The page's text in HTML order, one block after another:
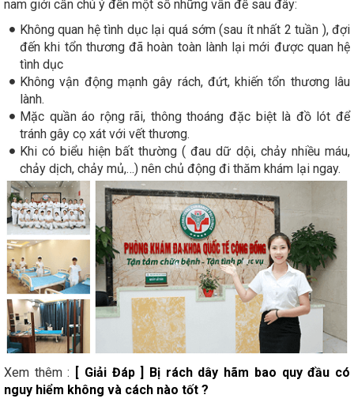
nam giới cần chú ý đến một số những vấn đề sau đây:
Không quan hệ tình dục lại quá sớm (sau ít nhất 2 tuần ), đợi
đến khi tổn thương đã hoàn toàn lành lại mới được quan hệ
tình dục
Không vận động mạnh gây rách, đứt, khiến tổn thương lâu
lành.
Mặc quần áo rộng rãi, thông thoáng đặc biệt là đồ lót để
tránh gây cọ xát với vết thương.
Khi có biểu hiện bất thường ( đau dữ dội, chảy nhiều máu,
chảy dịch, chảy mủ,…) nên chủ động đi thăm khám lại ngay.
Xem thêm : [ Giải Đáp ] Bị rách dây hãm bao quy đầu có
nguy hiểm không và cách nào tốt ?